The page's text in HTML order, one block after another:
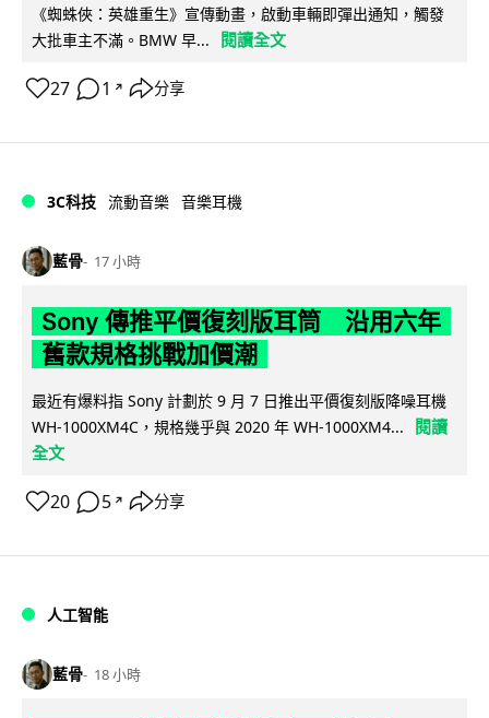
《蜘蛛俠：英雄重生》宣傳動畫，啟動車輛即彈出通知，觸發
大批車主不滿。BMW 早...
閱讀全文
27 1 ↗ 分享
3C科技 流動音樂 音樂耳機
藍骨 17 小時
Sony 傳推平價復刻版耳筒 沿用六年
舊款規格挑戰加價潮
最近有爆料指 Sony 計劃於 9 月 7 日推出平價復刻版降噪耳機
WH-1000XM4C，規格幾乎與 2020 年 WH-1000XM4...
閱讀
全文
20 5 ↗ 分享
人工智能
藍骨 18 小時